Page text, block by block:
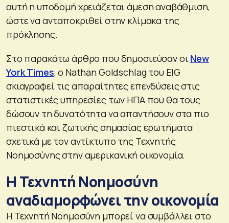
αυτή η υποδομή χρειάζεται άμεση αναβάθμιση,
ώστε να ανταποκριθεί στην κλίμακα της
πρόκλησης.
Στο παρακάτω άρθρο που δημοσιεύσαν οιNew
York Times, ο Nathan Goldschlag του EIG
σκιαγραφεί τις απαραίτητες επενδύσεις στις
στατιστικές υπηρεσίες των ΗΠΑ που θα τους
δώσουν τη δυνατότητα να απαντήσουν στα πιο
πιεστικά και ζωτικής σημασίας ερωτήματα
σχετικά με τον αντίκτυπο της Τεχνητής
Νοημοσύνης στην αμερικανική οικονομία.
Η Τεχνητή Νοημοσύνη
αναδιαμορφώνει την οικονομία
Η Τεχνητή Νοημοσύνη μπορεί να συμβάλλει στο